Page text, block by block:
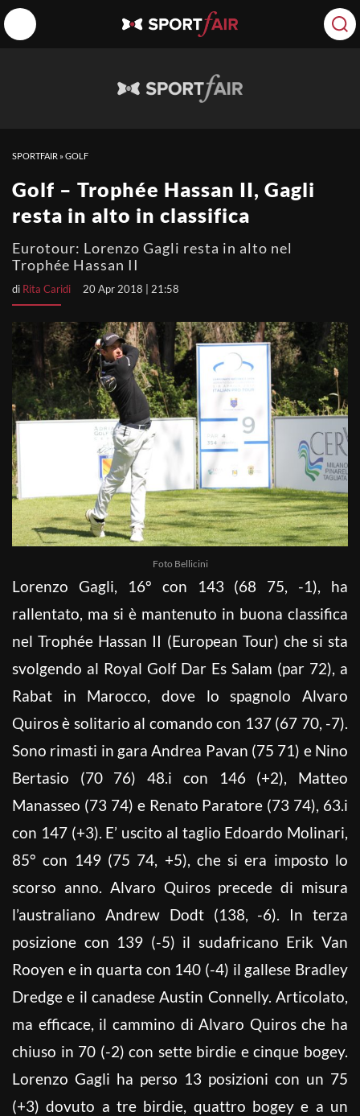
SPORTFAIR »GOLF
Golf – Trophée Hassan II, Gagli
resta in alto in classifica
Eurotour: Lorenzo Gagli resta in alto nel
Trophée Hassan II
di Rita Caridi 20 Apr 2018 | 21:58
Foto Bellicini
Lorenzo Gagli, 16° con 143 (68 75, -1), ha
rallentato, ma si è mantenuto in buona classifica
nel Trophée Hassan II (European Tour) che si sta
svolgendo al Royal Golf Dar Es Salam (par 72), a
Rabat in Marocco, dove lo spagnolo Alvaro
Quiros è solitario al comando con 137 (67 70, -7).
Sono rimasti in gara Andrea Pavan (75 71) e Nino
Bertasio (70 76) 48.i con 146 (+2), Matteo
Manasseo (73 74) e Renato Paratore (73 74), 63.i
con 147 (+3). E’ uscito al taglio Edoardo Molinari,
85° con 149 (75 74, +5), che si era imposto lo
scorso anno. Alvaro Quiros precede di misura
l’australiano Andrew Dodt (138, -6). In terza
posizione con 139 (-5) il sudafricano Erik Van
Rooyen e in quarta con 140 (-4) il gallese Bradley
Dredge e il canadese Austin Connelly. Articolato,
ma efficace, il cammino di Alvaro Quiros che ha
chiuso in 70 (-2) con sette birdie e cinque bogey.
Lorenzo Gagli ha perso 13 posizioni con un 75
(+3) dovuto a tre birdie, quattro bogey e a un